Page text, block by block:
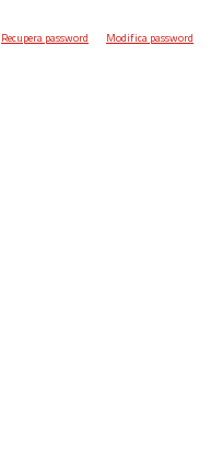
Recupera password Modifica password